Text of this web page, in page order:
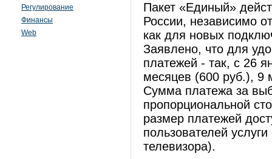
Регулирование
Финансы
Web
Пакет «Единый»
России, независимо
как для новых
Заявлено, что для
платежей - так, с 26
месяцев (600 руб.), 9
Сумма платежа за
пропорциональной
размер платежей
пользователей
телевизора).